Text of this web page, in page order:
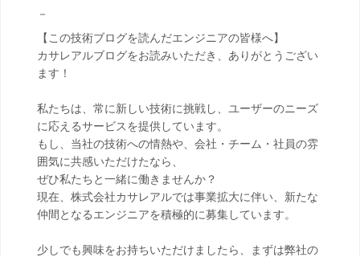
－
【この技術ブログを読んだエンジニアの皆様へ】
カサレアルブログをお読みいただき、ありがとうござい
ます！
私たちは、常に新しい技術に挑戦し、ユーザーのニーズ
に応えるサービスを提供しています。
もし、当社の技術への情熱や、会社・チーム・社員の雰
囲気に共感いただけたなら、
ぜひ私たちと一緒に働きませんか？
現在、株式会社カサレアルでは事業拡大に伴い、新たな
仲間となるエンジニアを積極的に募集しています。
少しでも興味をお持ちいただけましたら、まずは弊社の